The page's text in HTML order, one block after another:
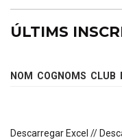
ÚLTIMS
NOM COGNOMS CLUB
Descarregar Excel //